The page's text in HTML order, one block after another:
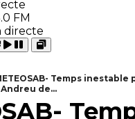
FM
directe
Carregant
Reproduir
Pausar
Open
Temps inestable
de...